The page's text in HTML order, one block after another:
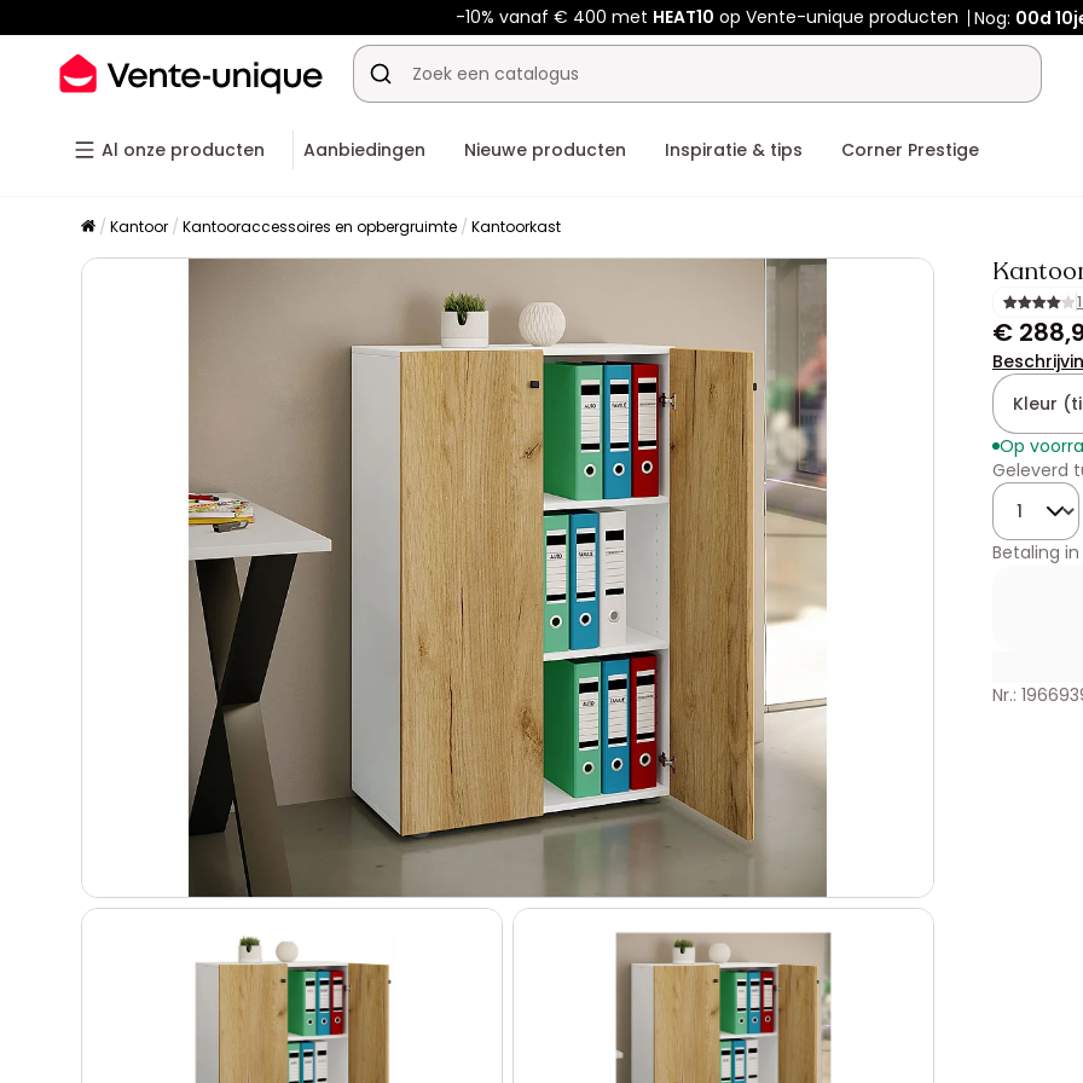
-10% vanaf € 400 metHEAT10 op Vente-unique producten Nog:00d
Al onze producten Aanbiedingen Nieuwe producten Inspiratie & tips Corner Prestige
Kantoor Kantooraccessoires en opbergruimte Kantoorkast
€
Kleur
Op
Geleverd
Betaling in
Nr.: